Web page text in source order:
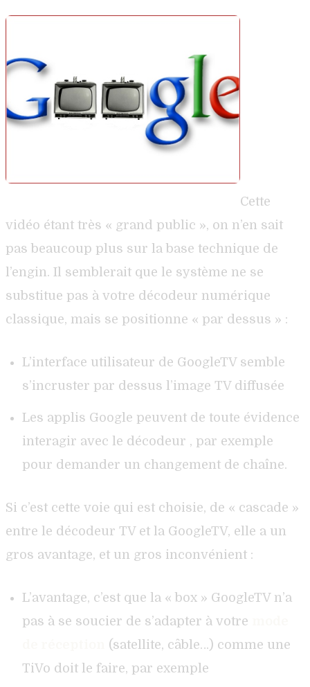
Cette
vidéo étant très « grand public », on n’en sait
pas beaucoup plus sur la base technique de
l’engin. Il semblerait que le système ne se
substitue pas à votre décodeur numérique
classique, mais se positionne « par dessus » :
L’interface utilisateur de GoogleTV semble
s’incruster par dessus l’image TV diffusée
Les applis Google peuvent de toute évidence
interagir avec le décodeur , par exemple
pour demander un changement de chaîne.
Si c’est cette voie qui est choisie, de « cascade »
entre le décodeur TV et la GoogleTV, elle a un
gros avantage, et un gros inconvénient :
L’avantage, c’est que la « box » GoogleTV n’a
pas à se soucier de s’adapter à votre
(satellite, câble…) comme une
TiVo doit le faire, par exemple